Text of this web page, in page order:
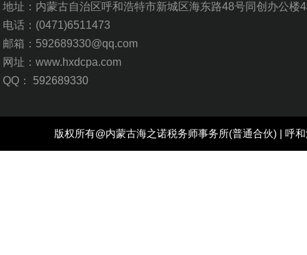
地址：内蒙古自治区呼和浩特市新城区海东路48号同创办公楼
电话： (0471)6511473
邮箱：592689330@qq.com
网址：www.hxdcpa.com
QQ： 592689330
版权所有@内蒙古海之诺税务师事务所(普通合伙) | 呼